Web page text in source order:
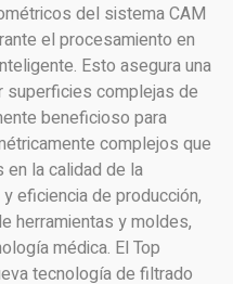
del sistema CAM
el procesamiento en
Esto asegura una
superficies complejas de
beneficioso para
complejos que
la calidad de la
eficiencia de producción,
herramientas y moldes,
médica. El Top
tecnología de filtrado